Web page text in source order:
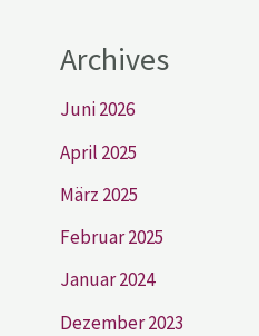
Archives
Juni 2026
April 2025
März 2025
Februar 2025
Januar 2024
Dezember 2023